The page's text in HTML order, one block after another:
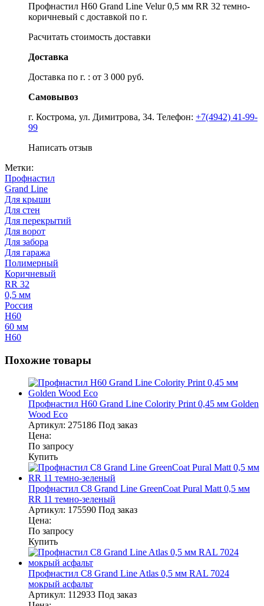
Профнастил Н60 Grand Line Velur 0,5 мм RR 32 темно-
коричневый с доставкой по г.
Расчитать стоимость доставки
Доставка
Доставка по г. : от 3 000 руб.
Самовывоз
г. Кострома, ул. Димитрова, 34. Телефон: +7(4942) 41-99-
99
Написать отзыв
Метки:
Профнастил
Grand Line
Для крыши
Для стен
Для перекрытий
Для ворот
Для забора
Для гаража
Полимерный
Коричневый
RR 32
0,5 мм
Россия
Н60
60 мм
Н60
Похожие товары
Профнастил Н60 Grand Line Colority Print 0,45 мм Golden
Wood Eco
Артикул: 275186 Под заказ
Цена:
По запросу
Купить
Профнастил С8 Grand Line GreenCoat Pural Matt 0,5 мм
RR 11 темно-зеленый
Артикул: 175590 Под заказ
Цена:
По запросу
Купить
Профнастил С8 Grand Line Atlas 0,5 мм RAL 7024
мокрый асфальт
Артикул: 112933 Под заказ